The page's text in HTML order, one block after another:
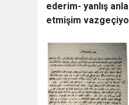
ederim- yanlış
etmişim